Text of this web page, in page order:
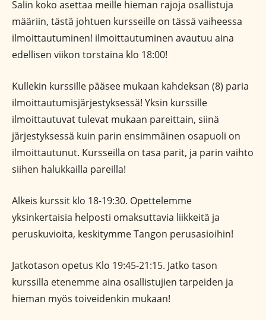
Salin koko asettaa meille hieman rajoja osallistuja
määriin, tästä johtuen kursseille on tässä vaiheessa
ilmoittautuminen! ilmoittautuminen avautuu aina
edellisen viikon torstaina klo 18:00!
Kullekin kurssille pääsee mukaan kahdeksan (8) paria
ilmoittautumisjärjestyksessä! Yksin kurssille
ilmoittautuvat tulevat mukaan pareittain, siinä
järjestyksessä kuin parin ensimmäinen osapuoli on
ilmoittautunut. Kursseilla on tasa parit, ja parin vaihto
siihen halukkailla pareilla!
Alkeis kurssit klo 18-19:30. Opettelemme
yksinkertaisia helposti omaksuttavia liikkeitä ja
peruskuvioita, keskitymme Tangon perusasioihin!
Jatkotason opetus Klo 19:45-21:15. Jatko tason
kurssilla etenemme aina osallistujien tarpeiden ja
hieman myös toiveidenkin mukaan!